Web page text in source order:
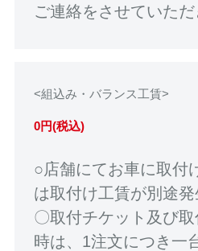
ご連絡をさせていただ
<組込み・バランス工賃>
0円(税込)
○店舗にてお車に取付
は取付け工賃が別途発
〇取付チケット及び
時は、1注文につき一